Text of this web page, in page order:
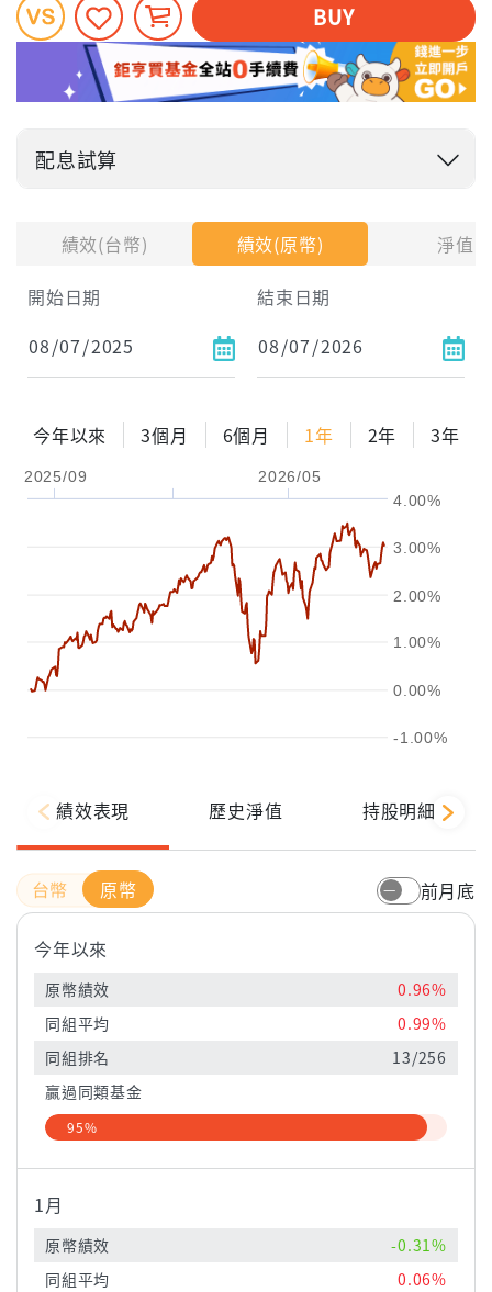
績效(台幣) 績效(原幣)
淨值
開始日期
結束日期
今年以來 3個月 6個月 1年 2年 3年
2025/09 2026/05
-1.00%
0.00%
1.00%
2.00%
3.00%
4.00%
BUY
配息試算
試算區間
1年
2年
配息金額
績效表現 歷史淨值 持股明細
原幣 前月底
今年以來
原幣績效
0.96%
同組平均
0.99%
同組排名
13/256
贏過同類基金
95%
1月
原幣績效
-0.31%
同組平均
0.06%